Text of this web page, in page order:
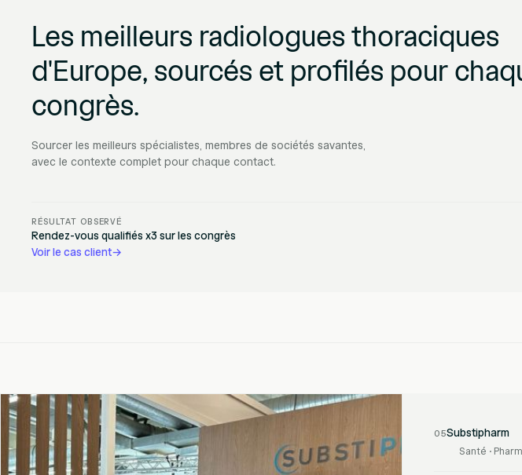
Les meilleurs radiologues thoraciques
d'Europe, sourcés et profilés pour
congrès.
Sourcer les meilleurs spécialistes, membres de sociétés savantes,
avec le contexte complet pour chaque contact.
RÉSULTAT OBSERVÉ
Rendez-vous qualifiés x3 sur les congrès
Voir le cas client→
05Substipharm
Santé ·